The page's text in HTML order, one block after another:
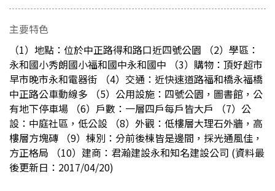
主要特色
（1）地點：位於中正路得和路口近四號公園 （2）學區：
永和國小秀朗國小福和國中永和國中 （3）購物：頂好超市
早市晚市永和電器街 （4）交通：近快速道路福和橋永福橋
中正路公車動線多 （5）公用設施：四號公園，圖書館，公
有地下停車場 （6）戶數：一層四戶每戶皆大戶 （7）公
設：中庭社區，低公設 （8）外觀：低樓層大理石外牆，高
樓層方塊磚 （9）棟別：分前後棟皆是邊間，採光通風佳，
方正格局 （10）建商：君瀚建設永和知名建設公司 (資料最
後更新日：2017/04/20)